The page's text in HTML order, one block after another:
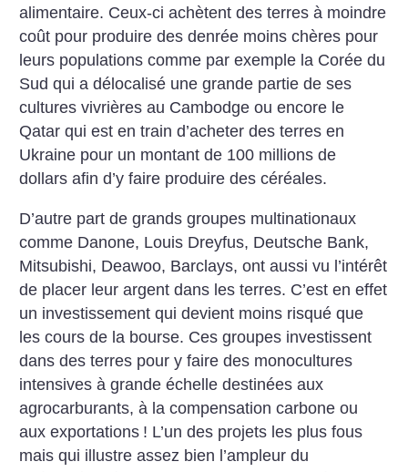
alimentaire. Ceux-ci achètent des terres à moindre
coût pour produire des denrée moins chères pour
leurs populations comme par exemple la Corée du
Sud qui a délocalisé une grande partie de ses
cultures vivrières au Cambodge ou encore le
Qatar qui est en train d’acheter des terres en
Ukraine pour un montant de 100 millions de
dollars afin d’y faire produire des céréales.
D’autre part de grands groupes multinationaux
comme Danone, Louis Dreyfus, Deutsche Bank,
Mitsubishi, Deawoo, Barclays, ont aussi vu l’intérêt
de placer leur argent dans les terres. C’est en effet
un investissement qui devient moins risqué que
les cours de la bourse. Ces groupes investissent
dans des terres pour y faire des monocultures
intensives à grande échelle destinées aux
agrocarburants, à la compensation carbone ou
aux exportations ! L’un des projets les plus fous
mais qui illustre assez bien l’ampleur du